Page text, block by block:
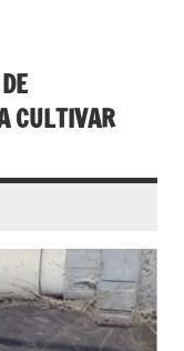
CULTIVAR